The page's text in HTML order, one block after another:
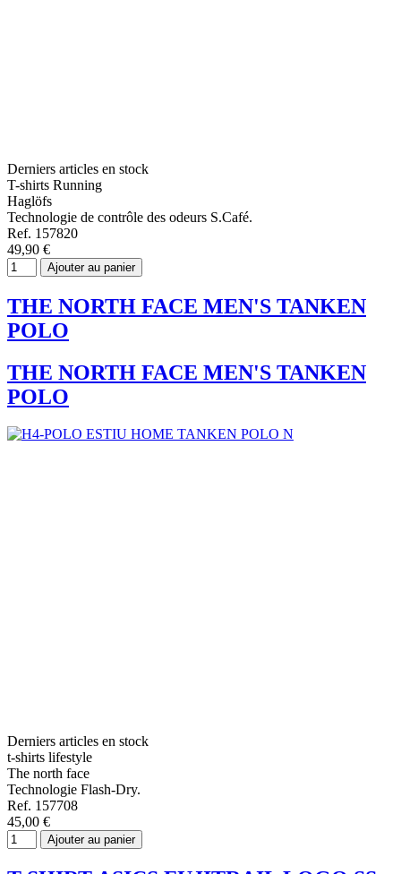
Derniers articles en stock
T-shirts Running
Haglöfs
Technologie de contrôle des odeurs S.Café.
Ref. 157820
49,90 €
Ajouter au panier
THE NORTH FACE MEN'S TANKEN
POLO
THE NORTH FACE MEN'S TANKEN
POLO
Derniers articles en stock
t-shirts lifestyle
The north face
Technologie Flash-Dry.
Ref. 157708
45,00 €
Ajouter au panier